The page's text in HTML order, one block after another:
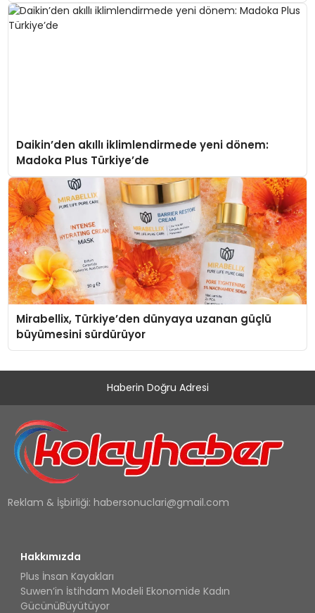
Daikin’den akıllı iklimlendirmede yeni dönem:
Madoka Plus Türkiye’de
Mirabellix, Türkiye’den dünyaya uzanan güçlü
büyümesini sürdürüyor
Haberin Doğru Adresi
Reklam & İşbirliği: habersonuclari@gmail.com
Hakkımızda
Plus İnsan Kayakları
Suwen’in İstihdam Modeli Ekonomide Kadın
GücünüBüyütüyor